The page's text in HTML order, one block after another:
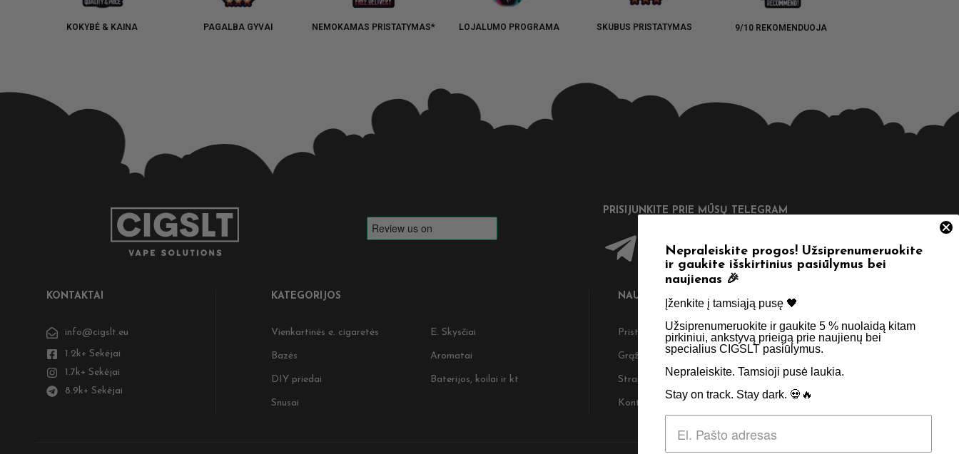
KOKYBĖ & KAINA PAGALBA GYVAI NEMOKAMAS PRISTATYMAS* LOJALUMO PROGRAMA SKUBUS PRISTATYMAS 9/10 REKOMENDUOJA
PRISIJUNKITE PRIE MŪSŲ TELEGRAM
KONTAKTAI
info@cigslt.eu
1.2k+ Sekėjai
1.7k+ Sekėjai
8.9k+ Sekėjai
KATEGORIJOS
Vienkartinės e. cigaretės E. Skysčiai
Bazės Aromatai
DIY priedai Baterijos, koilai ir kt
Snusai
NAUDINGOS NUORODOS
Pristatymas Taisyklės & Nuostatos
Grąžinimas Privatumo politika
Straipsniai Apie Mus
Kontaktai Didmenos užklausos
Nepraleiskite progos! Užsiprenumeruokite
ir gaukite išskirtinius pasiūlymus bei
naujienas 🎉
Įženkite į tamsiąją pusę 🖤 ​
Užsiprenumeruokite ir gaukite 5 % nuolaidą kitam
pirkiniui, ankstyvą prieigą prie naujienų bei
specialius CIGSLT pasiūlymus. ​
Nepraleiskite. Tamsioji pusė laukia.
Stay on track. Stay dark. 💀🔥